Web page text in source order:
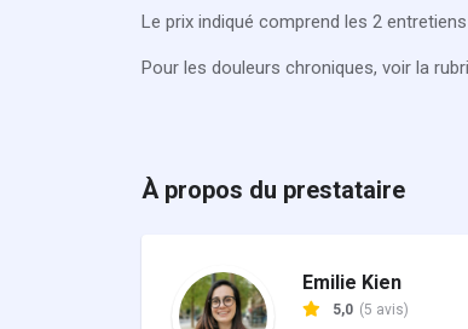
Le prix indiqué comprend les 2
Pour les douleurs chroniques, voir la
À propos du prestataire
Emilie Kien
5,0 (5 avis)